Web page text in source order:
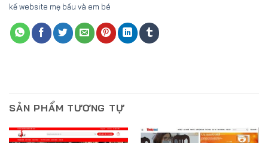
kế website mẹ bầu và em bé
SẢN PHẨM TƯƠNG TỰ